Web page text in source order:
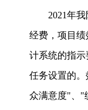
2021年我
经费，项目
计系统的指
任务设置的
众满意度"、"